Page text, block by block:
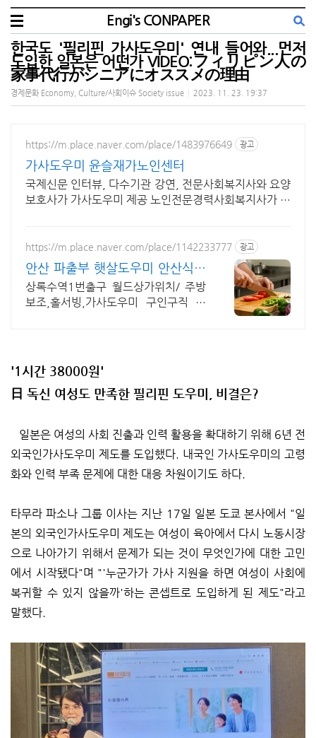
Engi's CONPAPER
한국도 '필리핀 가사도우미' 연내 들어와...먼저
도입한 일본은 어떤가 VIDEO:フィリピン人の
家事代行がシニアにオススメの理由
경제문화 Economy, Culture/사회이슈 Society issue 2023. 11. 23. 19:37
https://m.place.naver.com/place/1483976649 광고
가사도우미 윤슬재가노인센터
국제신문 인터뷰, 다수기관 강연, 전문사회복지사와 요양
보호사가 가사도우미 제공 노인전문경력사회복지사가 등
https://m.place.naver.com/place/1142233777 광고
안산 파출부 햇살도우미 안산식당
구인구직 가사도우미
상록수역1번출구 월드상가위치/ 주방
보조,홀서빙,가사도우미 구인구직 친
'1시간 38000원'
日 독신 여성도 만족한 필리핀 도우미, 비결은?
일본은 여성의 사회 진출과 인력 활용을 확대하기 위해 6년 전
외국인가사도우미 제도를 도입했다. 내국인 가사도우미의 고령
화와 인력 부족 문제에 대한 대응 차원이기도 하다.
타무라 파소나 그룹 이사는 지난 17일 일본 도쿄 본사에서 "일
본의 외국인가사도우미 제도는 여성이 육아에서 다시 노동시장
으로 나아가기 위해서 문제가 되는 것이 무엇인가에 대한 고민
에서 시작됐다"며 "'누군가가 가사 지원을 하면 여성이 사회에
복귀할 수 있지 않을까'하는 콘셉트로 도입하게 된 제도"라고
말했다.